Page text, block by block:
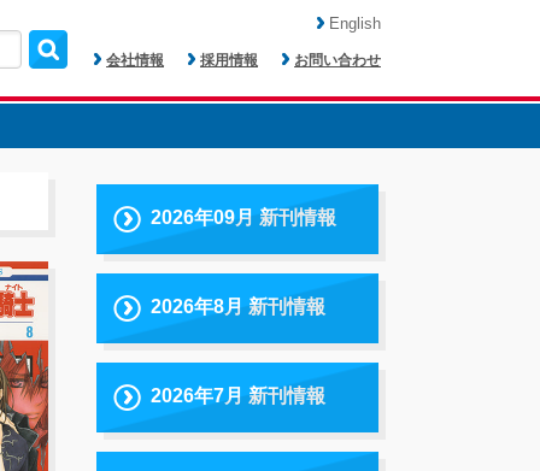
会社情報 採用情報 お問い合わせ
English
2026年09月 新刊情報
2026年8月 新刊情報
2026年7月 新刊情報